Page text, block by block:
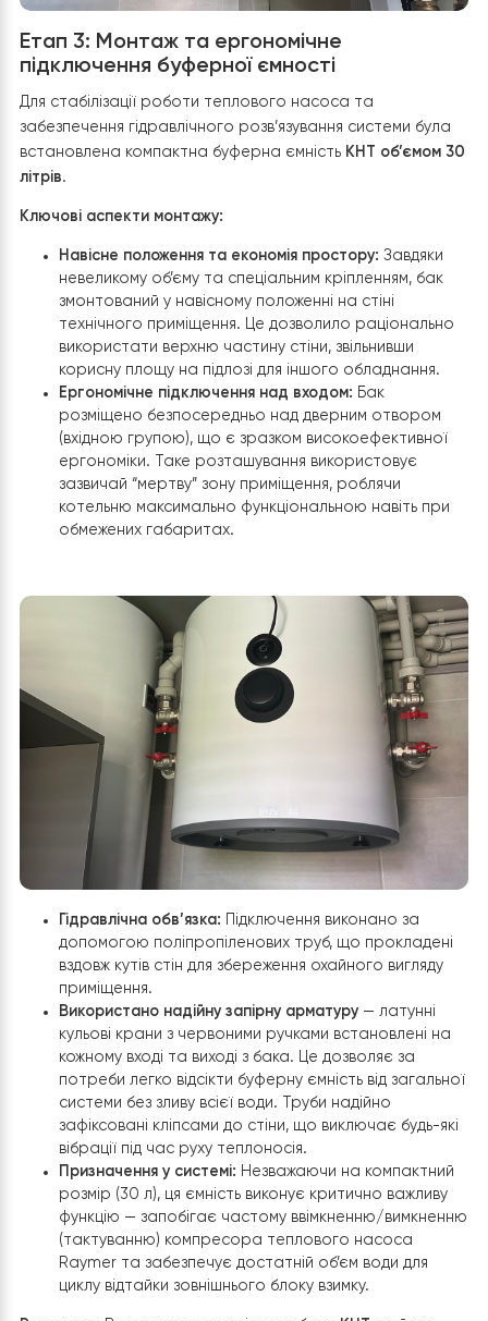
Результат: Завдяки розміщенню гідромодуля поруч із
електрокотлом, ми отримали гнучку систему
Технічне приміщення виглядає впорядкованим, а всі
органи керування та контролю знаходяться у
доступі.
підключення буферної ємності
Для стабілізації роботи теплового насоса та
забезпечення гідравлічного розв’язування системи
встановлена компактна буферна ємністьKHT
Ключові аспекти монтажу:
Навісне положення та економія простору:
невеликому об’єму та спеціальним кріпленням,
змонтований у навісному положенні на стіні
використати верхню частину стіни, звільнивши
корисну площу на підлозі для іншого обладнання.
Ергономічне підключення над входом:
розміщено безпосередньо над дверним
(вхідною групою), що є зразком
ергономіки. Таке розташування використовує
зазвичай “мертву” зону приміщення, роблячи
котельню максимально функціональною навіть
обмежених габаритах.